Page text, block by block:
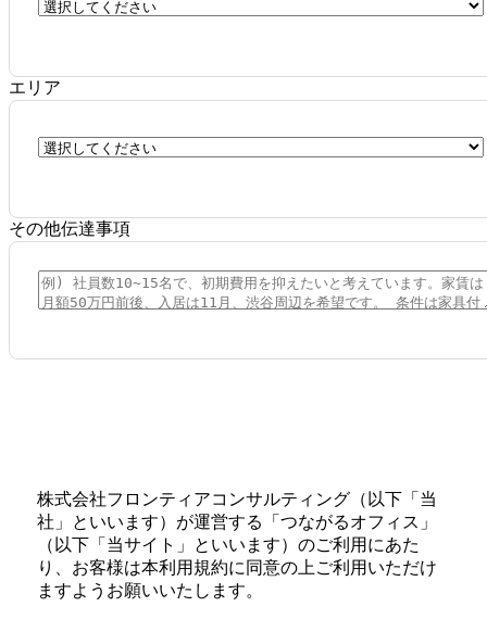
エリア
その他伝達事項
株式会社フロンティアコンサルティング（以下「当
社」といいます）が運営する「つながるオフィス」
（以下「当サイト」といいます）のご利用にあた
り、お客様は本利用規約に同意の上ご利用いただけ
ますようお願いいたします。